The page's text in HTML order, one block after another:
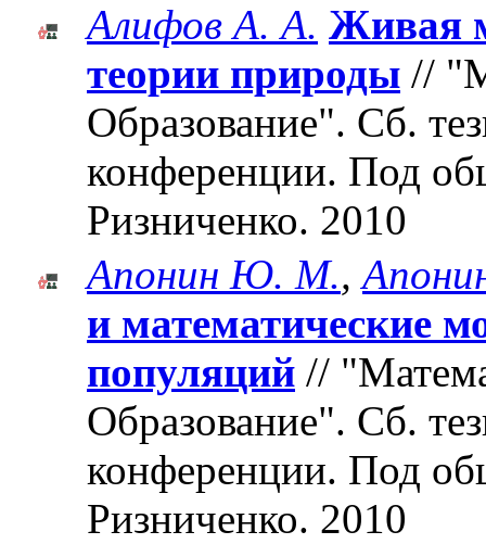
Алифов А. А. Живая
теории природы //
Образование". Cб.
конференции. Под
Ризниченко. 2010
Апонин Ю. М.,
и математические
популяций //
Образование". Cб.
конференции. Под
Ризниченко. 2010